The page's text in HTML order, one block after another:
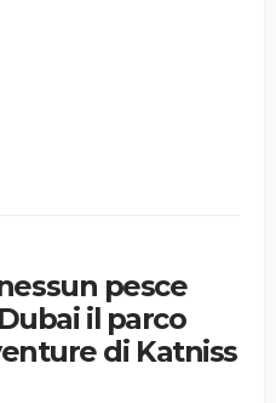
pesce
il parco
di Katniss